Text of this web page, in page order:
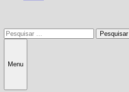
Pesquisar
por:
Menu